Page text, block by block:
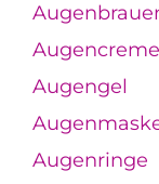
Augencreme
Augengel
Augenringe